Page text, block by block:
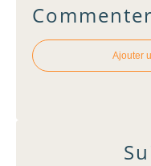
Ajouter